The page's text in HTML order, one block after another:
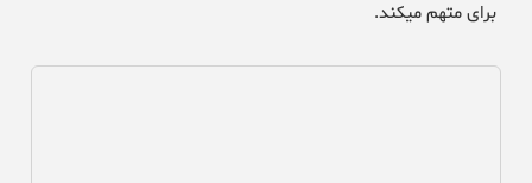
برای متهم میکند.